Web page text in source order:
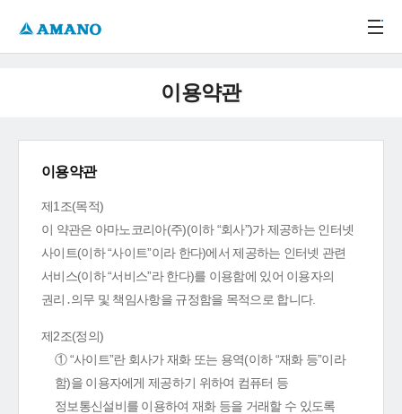
이용약관
이용약관
제1조(목적)
이 약관은 아마노코리아(주)(이하 “회사”)가 제공하는 인터넷
사이트(이하 “사이트”이라 한다)에서 제공하는 인터넷 관련
서비스(이하 “서비스”라 한다)를 이용함에 있어 이용자의
권리․의무 및 책임사항을 규정함을 목적으로 합니다.
제2조(정의)
① “사이트”란 회사가 재화 또는 용역(이하 “재화 등”이라
함)을 이용자에게 제공하기 위하여 컴퓨터 등
정보통신설비를 이용하여 재화 등을 거래할 수 있도록